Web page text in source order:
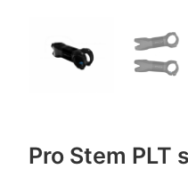
Pro Stem PLT